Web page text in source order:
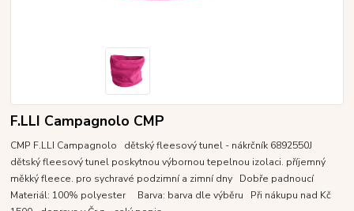
F.LLI Campagnolo CMP
CMP F.LLI Campagnolo dětský fleesový tunel - nákrčník 6892550J
dětský fleesový tunel poskytnou výbornou tepelnou izolaci. příjemný
měkký fleece. pro sychravé podzimní a zimní dny Dobře padnoucí
Materiál: 100% polyester Barva: barva dle výběru Při nákupu nad Kč